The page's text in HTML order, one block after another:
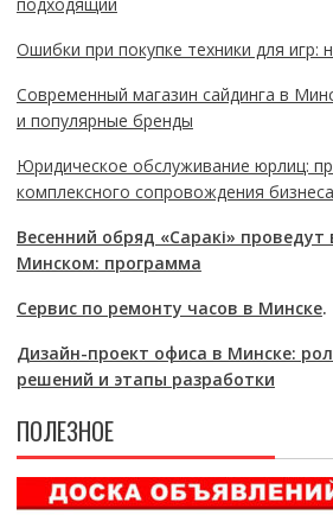
подходящий
Ошибки при покупке техники для игр:
Современный магазин сайдинга в
и популярные бренды
Юридическое обслуживание юрлиц:
комплексного сопровождения бизнеса
Весенний обряд «Саракі» проведут
Минском: программа
Сервис по ремонту часов в Минске.
Дизайн-проект офиса в Минске:
решений и этапы разработки
ПОЛЕЗНОЕ